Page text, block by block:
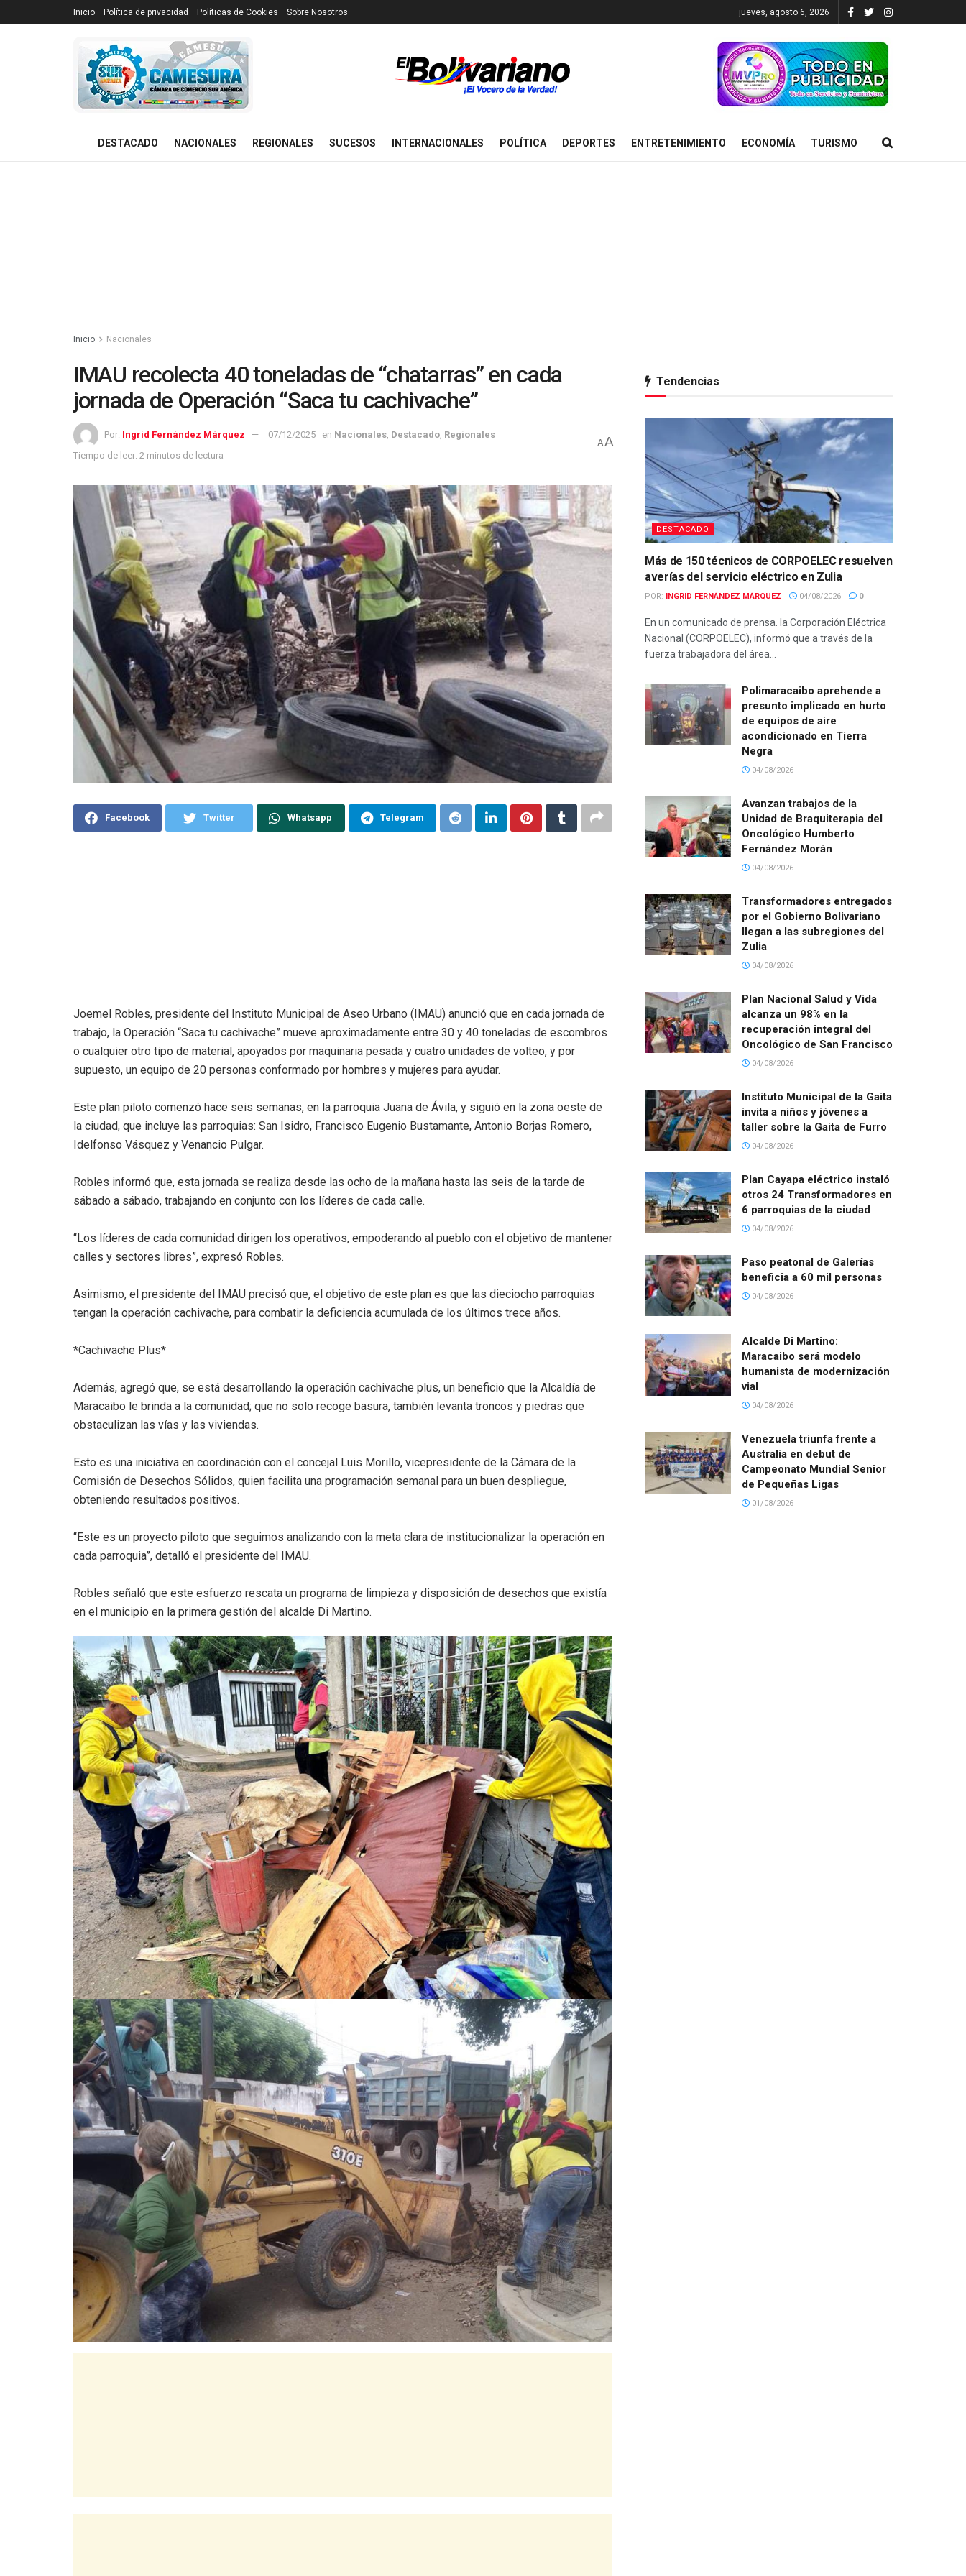
Inicio Política de privacidad Políticas de Cookies Sobre Nosotros jueves, agosto 6, 2026
DESTACADO NACIONALES REGIONALES SUCESOS INTERNACIONALES POLÍTICA DEPORTES ENTRETENIMIENTO ECONOMÍA TURISMO
Inicio Nacionales
IMAU recolecta 40 toneladas de “chatarras” en cada
jornada de Operación “Saca tu cachivache”
Por: Ingrid Fernández Márquez 07/12/2025 en Nacionales Destacado Regionales
Tiempo de leer: 2 minutos de lectura
AA
Facebook Twitter Whatsapp Telegram
Joemel Robles, presidente del Instituto Municipal de Aseo Urbano (IMAU) anunció que en cada jornada de
trabajo, la Operación “Saca tu cachivache” mueve aproximadamente entre 30 y 40 toneladas de escombros
o cualquier otro tipo de material, apoyados por maquinaria pesada y cuatro unidades de volteo, y por
supuesto, un equipo de 20 personas conformado por hombres y mujeres para ayudar.
Este plan piloto comenzó hace seis semanas, en la parroquia Juana de Ávila, y siguió en la zona oeste de
la ciudad, que incluye las parroquias: San Isidro, Francisco Eugenio Bustamante, Antonio Borjas Romero,
Idelfonso Vásquez y Venancio Pulgar.
Robles informó que, esta jornada se realiza desde las ocho de la mañana hasta las seis de la tarde de
sábado a sábado, trabajando en conjunto con los líderes de cada calle.
“Los líderes de cada comunidad dirigen los operativos, empoderando al pueblo con el objetivo de mantener
calles y sectores libres”, expresó Robles.
Asimismo, el presidente del IMAU precisó que, el objetivo de este plan es que las dieciocho parroquias
tengan la operación cachivache, para combatir la deficiencia acumulada de los últimos trece años.
*Cachivache Plus*
Además, agregó que, se está desarrollando la operación cachivache plus, un beneficio que la Alcaldía de
Maracaibo le brinda a la comunidad; que no solo recoge basura, también levanta troncos y piedras que
obstaculizan las vías y las viviendas.
Esto es una iniciativa en coordinación con el concejal Luis Morillo, vicepresidente de la Cámara de la
Comisión de Desechos Sólidos, quien facilita una programación semanal para un buen despliegue,
obteniendo resultados positivos.
“Este es un proyecto piloto que seguimos analizando con la meta clara de institucionalizar la operación en
cada parroquia”, detalló el presidente del IMAU.
Robles señaló que este esfuerzo rescata un programa de limpieza y disposición de desechos que existía
en el municipio en la primera gestión del alcalde Di Martino.
Tendencias
DESTACADO
Más de 150 técnicos de CORPOELEC resuelven
averías del servicio eléctrico en Zulia
POR: INGRID FERNÁNDEZ MÁRQUEZ 04/08/2026 0
En un comunicado de prensa. la Corporación Eléctrica
Nacional (CORPOELEC), informó que a través de la
fuerza trabajadora del área...
Polimaracaibo aprehende a
presunto implicado en hurto
de equipos de aire
acondicionado en Tierra
Negra
04/08/2026
Avanzan trabajos de la
Unidad de Braquiterapia del
Oncológico Humberto
Fernández Morán
04/08/2026
Transformadores entregados
por el Gobierno Bolivariano
llegan a las subregiones del
Zulia
04/08/2026
Plan Nacional Salud y Vida
alcanza un 98% en la
recuperación integral del
Oncológico de San Francisco
04/08/2026
Instituto Municipal de la Gaita
invita a niños y jóvenes a
taller sobre la Gaita de Furro
04/08/2026
Plan Cayapa eléctrico instaló
otros 24 Transformadores en
6 parroquias de la ciudad
04/08/2026
Paso peatonal de Galerías
beneficia a 60 mil personas
04/08/2026
Alcalde Di Martino:
Maracaibo será modelo
humanista de modernización
vial
04/08/2026
Venezuela triunfa frente a
Australia en debut de
Campeonato Mundial Senior
de Pequeñas Ligas
01/08/2026